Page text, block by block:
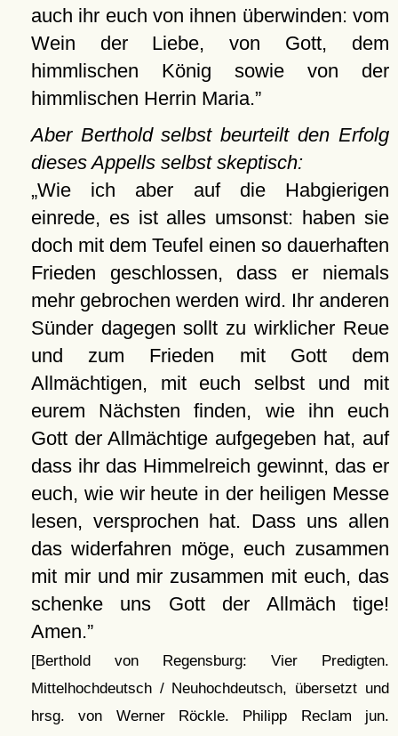
auch ihr euch von ihnen überwinden: vom
Wein der Liebe, von Gott, dem
himmlischen König sowie von der
himmlischen Herrin Maria.
Aber Berthold selbst beurteilt den Erfolg
dieses Appells selbst skeptisch:
Wie ich aber auf die Habgierigen
einrede, es ist alles umsonst: haben sie
doch mit dem Teufel einen so dauerhaften
Frieden geschlossen, dass er niemals
mehr gebrochen werden wird. Ihr anderen
Sünder dagegen sollt zu wirklicher Reue
und zum Frieden mit Gott dem
Allmächtigen, mit euch selbst und mit
eurem Nächsten finden, wie ihn euch
Gott der Allmächtige aufgegeben hat, auf
dass ihr das Himmelreich gewinnt, das er
euch, wie wir heute in der heiligen Messe
lesen, versprochen hat. Dass uns allen
das widerfahren möge, euch zusammen
mit mir und mir zusammen mit euch, das
schenke uns Gott der Allmäch tige!
Amen.
[Berthold von Regensburg: Vier Predigten.
Mittelhochdeutsch / Neuhochdeutsch, übersetzt und
hrsg. von Werner Röckle. Philipp Reclam jun.